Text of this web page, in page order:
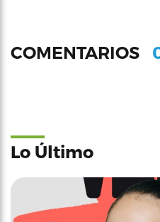
COMENTARIOS
Lo Último